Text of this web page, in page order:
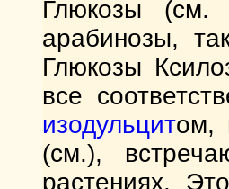
Глюкозы (см.
арабинозы,
Глюкозы
все
изодульцитом,
(см.),
растениях.